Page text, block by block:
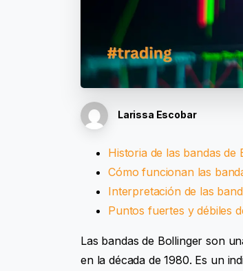
Larissa Escobar
Historia de las bandas de
Cómo funcionan las
Interpretación de las
Puntos fuertes y débiles
Las bandas de Bollinger son
en la década de 1980. Es un